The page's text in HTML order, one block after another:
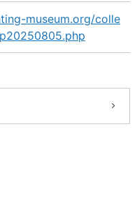
museum.org/colle